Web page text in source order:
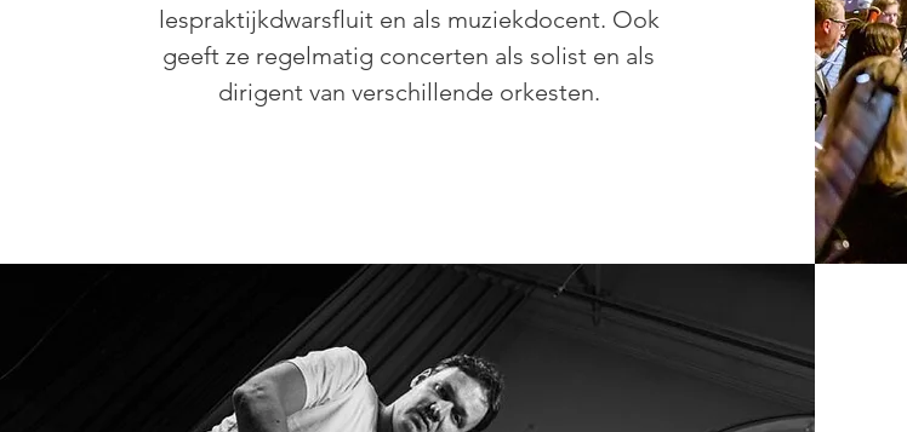
lespraktijkdwarsfluit en als muziekdocent. Ook
geeft ze regelmatig concerten als solist en als
dirigent van verschillende orkesten.